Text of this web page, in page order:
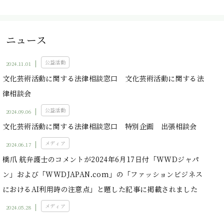
ニュース
2024.11.01
文化芸術活動に関する法律相談窓口 文化芸術活動に関する法
律相談会
公益活動
2024.09.06
文化芸術活動に関する法律相談窓口 特別企画 出張相談会
公益活動
2024.06.17
橋爪 航弁護士のコメントが2024年6月17日付「WWDジャパ
ン」および「WWDJAPAN.com」の「ファッションビジネス
におけるAI利用時の注意点」と題した記事に掲載されました
メディア
2024.05.28 メディア